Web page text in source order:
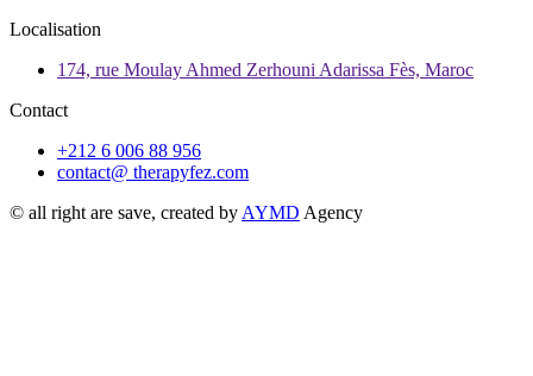
Localisation
174, rue Moulay Ahmed Zerhouni Adarissa Fès, Maroc
Contact
+212 6 006 88 956
contact@ therapyfez.com
© all right are save, created by AYMD Agency